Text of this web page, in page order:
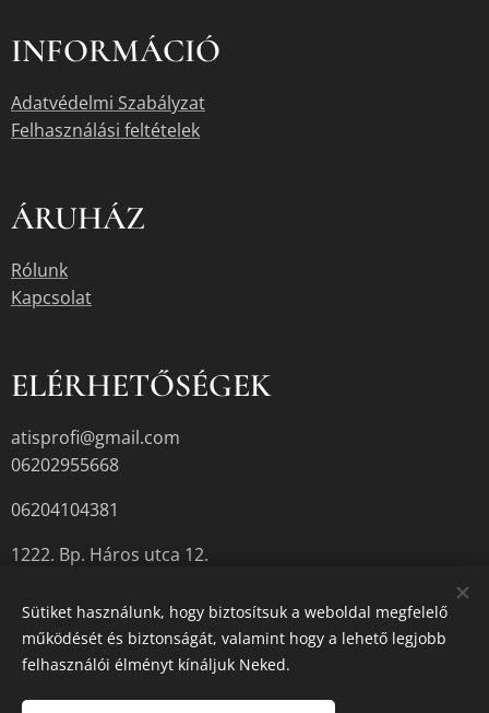
INFORMÁCIÓ
Adatvédelmi Szabályzat
Felhasználási feltételek
ÁRUHÁZ
Rólunk
Kapcsolat
ELÉRHETŐSÉGEK
atisprofi@gmail.com
06202955668
06204104381
1222. Bp. Háros utca 12.
A termékek aktuális készletéről érdeklődjön az üzletben, vagy a
megadott elérhetőségek egyikén.
Sütiket használunk, hogy biztosítsuk a weboldal megfelelő
működését és biztonságát, valamint hogy a lehető legjobb
felhasználói élményt kínáljuk Neked.